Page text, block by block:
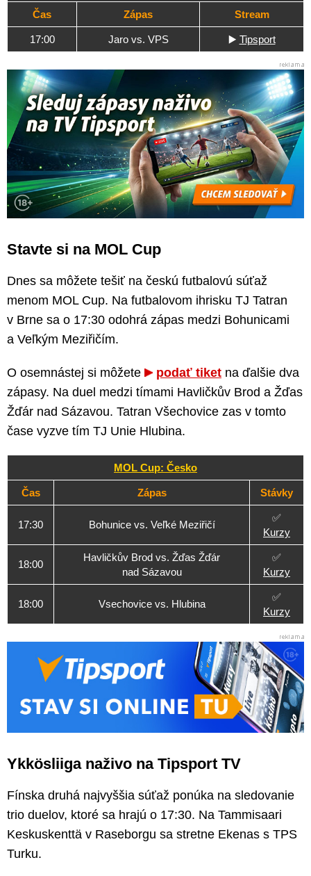
Čas Zápas Stream
17:00 Jaro vs. VPS ▶️ Tipsport
Stavte si na MOL Cup
Dnes sa môžete tešiť na českú futbalovú súťaž
menom MOL Cup. Na futbalovom ihrisku TJ Tatran
v Brne sa o 17:30 odohrá zápas medzi Bohunicami
a Veľkým Meziřičím.
O osemnástej si môžete podať tiket na ďalšie dva
zápasy. Na duel medzi tímami Havličkův Brod a Žďas
Žďár nad Sázavou. Tatran Všechovice zas v tomto
čase vyzve tím TJ Unie Hlubina.
MOL Cup: Česko
Čas Zápas Stávky
17:30 Bohunice vs. Veľké Meziřičí
✅
Kurzy
18:00
Havličkův Brod vs. Žďas Žďár
nad Sázavou
✅
Kurzy
18:00 Vsechovice vs. Hlubina
✅
Kurzy
Ykkösliiga naživo na Tipsport TV
Fínska druhá najvyššia súťaž ponúka na sledovanie
trio duelov, ktoré sa hrajú o 17:30. Na Tammisaari
Keskuskenttä v Raseborgu sa stretne Ekenas s TPS
Turku.